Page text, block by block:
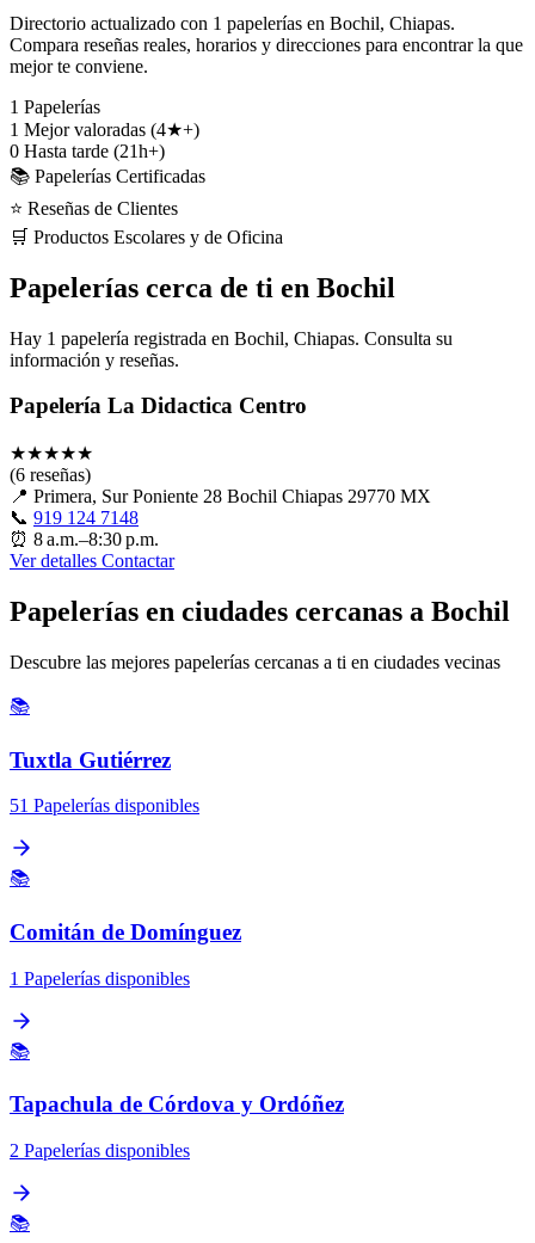
Directorio actualizado con 1 papelerías en Bochil, Chiapas.
Compara reseñas reales, horarios y direcciones para encontrar la que
mejor te conviene.
1 Papelerías
1 Mejor valoradas (4★+)
0 Hasta tarde (21h+)
📚 Papelerías Certificadas
⭐ Reseñas de Clientes
🛒 Productos Escolares y de Oficina
Papelerías cerca de ti en Bochil
Hay 1 papelería registrada en Bochil, Chiapas. Consulta su
información y reseñas.
Papelería La Didactica Centro
★★★★★
(6 reseñas)
📍 Primera, Sur Poniente 28 Bochil Chiapas 29770 MX
📞 919 124 7148
⏰ 8 a.m.–8:30 p.m.
Ver detalles Contactar
Papelerías en ciudades cercanas a Bochil
Descubre las mejores papelerías cercanas a ti en ciudades vecinas
📚
Tuxtla Gutiérrez
51 Papelerías disponibles
📚
Comitán de Domínguez
1 Papelerías disponibles
📚
Tapachula de Córdova y Ordóñez
2 Papelerías disponibles
📚